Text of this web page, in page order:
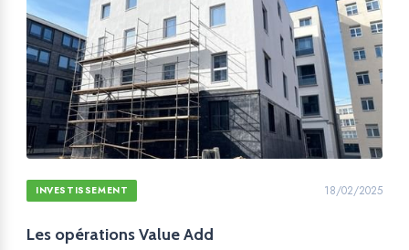
INVESTISSEMENT 18/02/2025
Les opérations Value Add